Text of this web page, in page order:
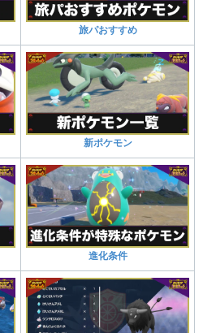
旅パおすすめ
新ポケモン
進化条件